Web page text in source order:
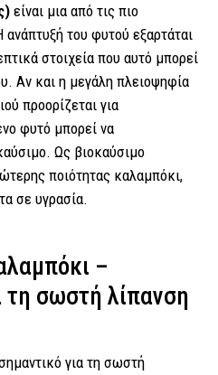
είναι μια από τις πιο
του φυτού εξαρτάται
στοιχεία που αυτό μπορεί
Αν και η μεγάλη πλειοψηφία
προορίζεται για
φυτό μπορεί να
Ως βιοκαύσιμο
ποιότητας καλαμπόκι,
σε υγρασία.
–
τη σωστή λίπανση
για τη σωστή